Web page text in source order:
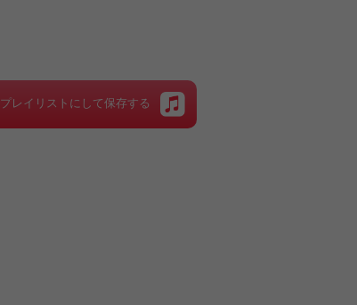
レイリストにして保存する